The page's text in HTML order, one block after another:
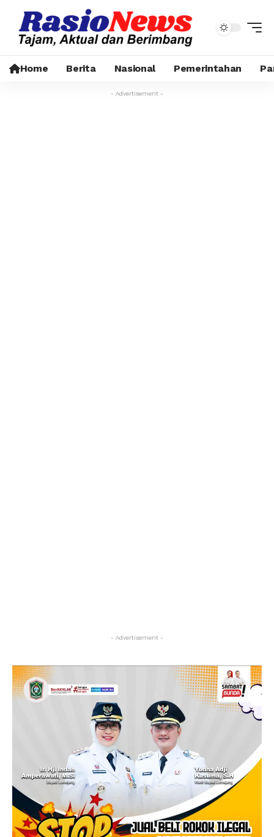
Home Berita Nasional Pemerintahan
- Advertisement -
- Advertisement -